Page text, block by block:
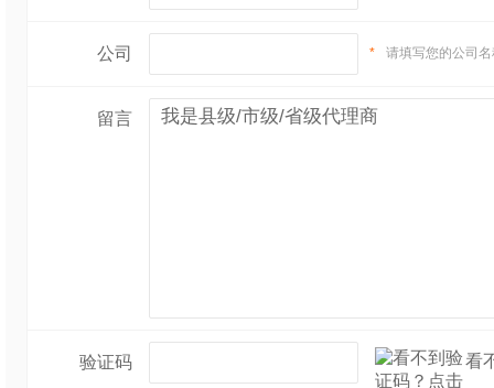
公司 * 请填写您的公司
留言
验证码 看